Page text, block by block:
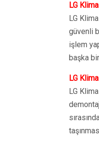
LG
LG
güvenli
işlem
başka
LG
LG